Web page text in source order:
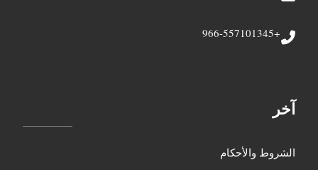
+966-557101345
آخر
الشروط والأحكام